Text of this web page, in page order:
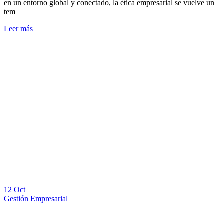
en un entorno global y conectado, la ética empresarial se vuelve un
tem
Leer más
12 Oct
Gestión Empresarial